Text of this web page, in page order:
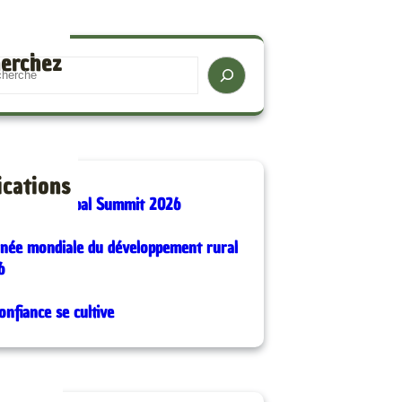
Good Global Summit 2026
mondiale du développement rural
se cultive